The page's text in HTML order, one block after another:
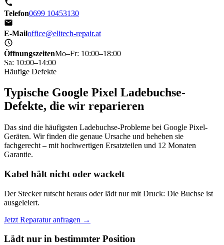
Telefon0699 10453130
E-Mailoffice@elitech-repair.at
ÖffnungszeitenMo–Fr: 10:00–18:00
Sa: 10:00–14:00
Häufige Defekte
Typische Google Pixel Ladebuchse-
Defekte, die wir reparieren
Das sind die häufigsten Ladebuchse-Probleme bei Google Pixel-
Geräten. Wir finden die genaue Ursache und beheben sie
fachgerecht – mit hochwertigen Ersatzteilen und 12 Monaten
Garantie.
Kabel hält nicht oder wackelt
Der Stecker rutscht heraus oder lädt nur mit Druck: Die Buchse ist
ausgeleiert.
Jetzt Reparatur anfragen →
Lädt nur in bestimmter Position